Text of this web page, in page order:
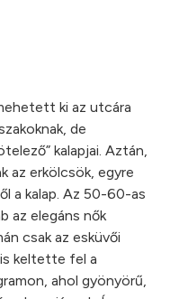
ki az utcára
de
kalapjai. Aztán,
az erkölcsök, egyre
a kalap. Az 50-60-as
az elegáns nők
csak az esküvői
keltette fel a
ahol gyönyörű,